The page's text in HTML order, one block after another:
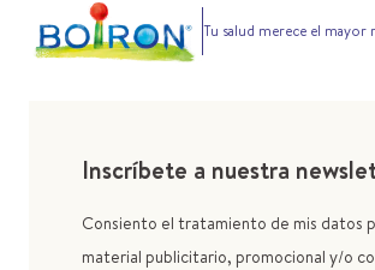
Tu salud merece el mayor
Inscríbete a nuestra
Consiento el tratamiento de mis datos
material publicitario, promocional y/o